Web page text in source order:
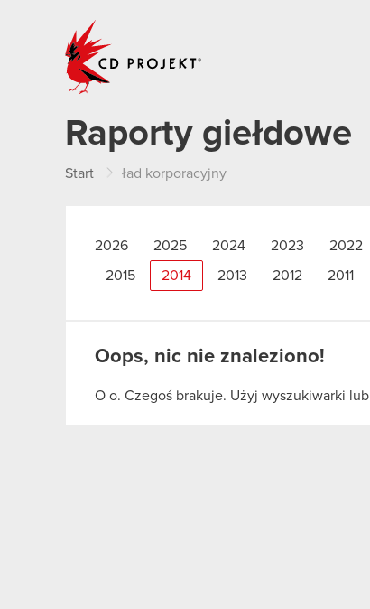
Raporty giełdowe
Start ład korporacyjny
2026 2025 2024 2023 2022
2015 2014 2013 2012 2011
Oops, nic nie znaleziono!
O o. Czegoś brakuje. Użyj wyszukiwarki lub